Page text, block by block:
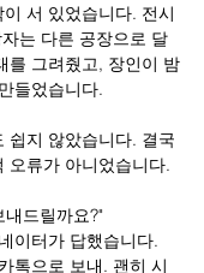
서 있었습니다. 전시
는 다른 공장으로 달
를 그려줬고, 장인이 밤
들었습니다.
쉽지 않았습니다. 결국
오류가 아니었습니다.
드릴까요?"
이터가 답했습니다.
톡으로 보내. 괜히 시